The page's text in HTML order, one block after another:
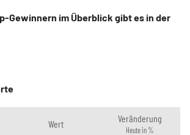
Gewinnern im Überblick gibt es in der
Wert Veränderung
Heute in %